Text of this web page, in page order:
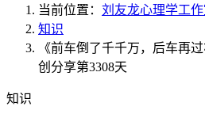
当前位置： 刘友龙心理学工作
知识
《前车倒了千千万，后车再
创分享第3308天
知识